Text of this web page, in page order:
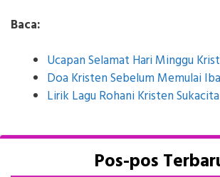
Baca:
Ucapan Selamat Hari Minggu
Doa Kristen Sebelum Memulai
Lirik Lagu Rohani Kristen
Pos-pos